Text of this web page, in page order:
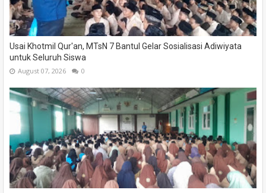
Usai Khotmil Qur'an, MTsN 7 Bantul Gelar Sosialisasi Adiwiyata
untuk Seluruh Siswa
August 07, 2026 0